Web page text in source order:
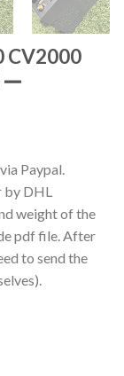
CV2000
Paypal.
by DHL
weight of the
pdf file. After
to send the